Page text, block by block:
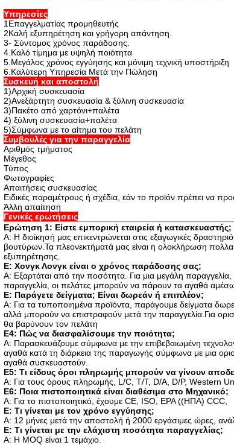
Υπηρεσίες
1Επαγγελματίας προμηθευτής
2Καλή εξυπηρέτηση και γρήγορη απάντηση.
3- Σύντομος χρόνος παράδοσης.
4.Καλό τίμημα με υψηλή ποιότητα
5.Μεγάλος χρόνος εγγύησης και μόνιμη τεχνική υποστήριξη
6.Καλύτερη Υπηρεσία Μετά την Πώληση
Συσκευή και αποστολή
1)Αρχική συσκευασία
2)Ανεξάρτητη συσκευασία & ξύλινη συσκευασία
3)Πακέτο από χαρτόνι+παλέτα
4) ξύλινη συσκευασία+παλέτα
5)Σύμφωνα με το αίτημα του πελάτη
Συμβουλές για την παραγγελία
Αριθμός τμήματος
Μέγεθος
Τύπος
Φωτογραφίες
Απαιτήσεις συσκευασίας
Ειδικές παραμέτρους ή σχέδια, εάν το προϊόν πρέπει να
Άλλη απαίτηση
Γενικές ερωτήσεις
Ερώτηση 1: Είστε εμπορική εταιρεία ή κατασκευαστής;
Α: Η διοίκησή μας επικεντρώνεται στις εξαγωγικές
βουτύρων.Τα πλεονεκτήματά μας είναι η ολοκλήρωση
εξυπηρέτησης.
Ε: Χονγκ Λονγκ είναι ο χρόνος παράδοσης σας;
Α: Εξαρτάται από την ποσότητα. Για μια μεγάλη παραγγελία,
παραγγελία, οι πελάτες μπορούν να πάρουν τα αγαθά
Ε: Παράγετε δείγματα; Είναι δωρεάν ή επιπλέον;
Α: Για τα τυποποιημένα προϊόντα, παράγουμε δείγματα
αλλά μπορούν να επιστραφούν μετά την παραγγελία.Για
θα βαρύνουν τον πελάτη
Ε4: Πώς να διασφαλίσουμε την ποιότητα;
Α: Παρασκευάζουμε σύμφωνα με την επιβεβαιωμένη
αγαθά κατά τη διάρκεια της παραγωγής σύμφωνα με μια
αγαθά συσκευαστούν.
Ε5: Τι είδους όροι πληρωμής μπορούν να γίνουν
Α: Για τους όρους πληρωμής, L/C, T/T, D/A, D/P, Western
Ε6: Ποια πιστοποιητικά είναι διαθέσιμα στο Μηχανικό;
Α: Για το πιστοποιητικό, έχουμε CE, ISO, EPA ((ΗΠΑ) CCC,
Ε: Τι γίνεται με τον χρόνο εγγύησης;
Α: 12 μήνες μετά την αποστολή ή 2000 εργάσιμες ώρες,
Ε: Τι γίνεται με την ελάχιστη ποσότητα παραγγελίας;
Α: Η MOQ είναι 1 τεμάχιο.